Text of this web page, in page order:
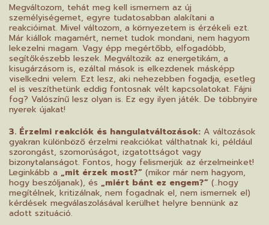
Megváltozom, tehát meg kell ismernem az új
személyiségemet, egyre tudatosabban alakítani a
reakcióimat. Mivel változom, a környezetem is érzékeli ezt.
Már kiállok magamért, nemet tudok mondani, nem hagyom
lekezelni magam. Vagy épp megértőbb, elfogadóbb,
segítőkészebb leszek. Megváltozik az energetikám, a
kisugárzásom is, ezáltal mások is elkezdenek másképp
viselkedni velem. Ezt lesz, aki nehezebben fogadja, esetleg
el is veszíthetünk eddig fontosnak vélt kapcsolatokat. Fájni
fog? Valószínű lesz olyan is. Ez egy ilyen játék. De többnyire
nyerek újakat!
3. Érzelmi reakciók és hangulatváltozások: A változások
gyakran különböző érzelmi reakciókat válthatnak ki, például
szorongást, szomorúságot, izgatottságot vagy
bizonytalanságot. Fontos, hogy felismerjük az érzelmeinket!
Leginkább a „mit érzek most?” (mikor már nem hagyom,
hogy beszóljanak), és „miért bánt ez engem?” (..hogy
megítélnek, kritizálnak, nem fogadnak el, nem ismernek el)
kérdések megválaszolásával kerülhet helyre bennünk az
adott szituáció.